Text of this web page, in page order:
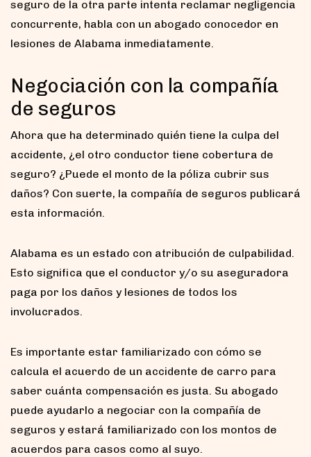
seguro de la otra parte intenta reclamar negligencia
concurrente, habla con un abogado conocedor en
lesiones de Alabama inmediatamente.
Negociación con la compañía
de seguros
Ahora que ha determinado quién tiene la culpa del
accidente, ¿el otro conductor tiene cobertura de
seguro? ¿Puede el monto de la póliza cubrir sus
daños? Con suerte, la compañía de seguros publicará
esta información.
Alabama es un estado con atribución de culpabilidad.
Esto significa que el conductor y/o su aseguradora
paga por los daños y lesiones de todos los
involucrados.
Es importante estar familiarizado con cómo se
calcula el acuerdo de un accidente de carro para
saber cuánta compensación es justa. Su abogado
puede ayudarlo a negociar con la compañía de
seguros y estará familiarizado con los montos de
acuerdos para casos como al suyo.